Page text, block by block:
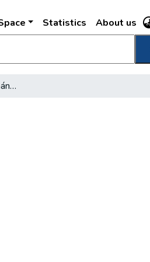
Statistics About us
Budapest épületvagyonának megóvása